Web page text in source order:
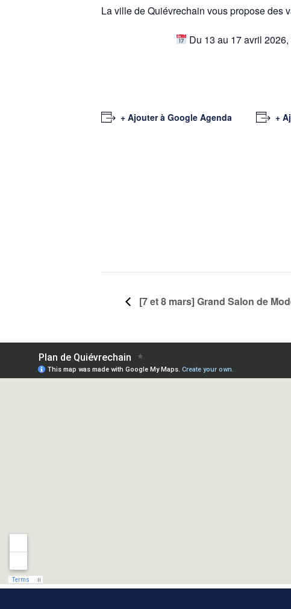
La ville de Quiévrechain vous propose des
Du 13 au 17 avril
+ Ajouter à Google Agenda
+
[7 et 8 mars] Grand Salon de